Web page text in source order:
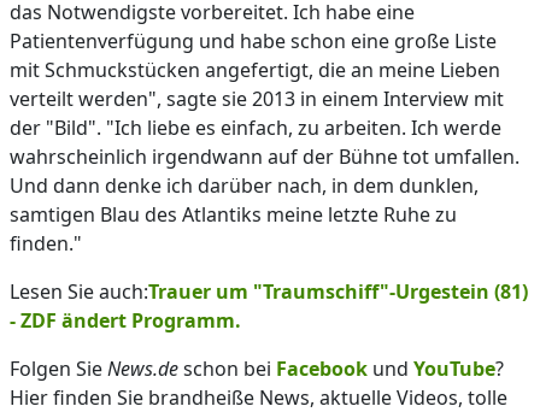
das Notwendigste vorbereitet. Ich habe eine
Patientenverfügung und habe schon eine große Liste
mit Schmuckstücken angefertigt, die an meine Lieben
verteilt werden", sagte sie 2013 in einem Interview mit
der "Bild". "Ich liebe es einfach, zu arbeiten. Ich werde
wahrscheinlich irgendwann auf der Bühne tot umfallen.
Und dann denke ich darüber nach, in dem dunklen,
samtigen Blau des Atlantiks meine letzte Ruhe zu
finden."
Lesen Sie auch:Trauer um "Traumschiff"-Urgestein (81)
- ZDF ändert Programm.
Folgen SieNews.deschon bei Facebook und YouTube?
Hier finden Sie brandheiße News, aktuelle Videos, tolle